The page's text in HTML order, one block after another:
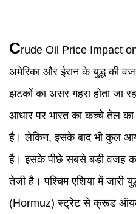
Crude Oil Price Impact on
अमेरिका और ईरान के युद्ध की
झटकों का असर गहरा होता जा
आधार पर भारत का कच्चे तेल का
है। लेकिन, इसके बाद भी कुल
है। इसके पीछे सबसे बड़ी वजह
तेजी है। पश्चिम एशिया में जारी
(Hormuz) स्ट्रेट से क्रूड